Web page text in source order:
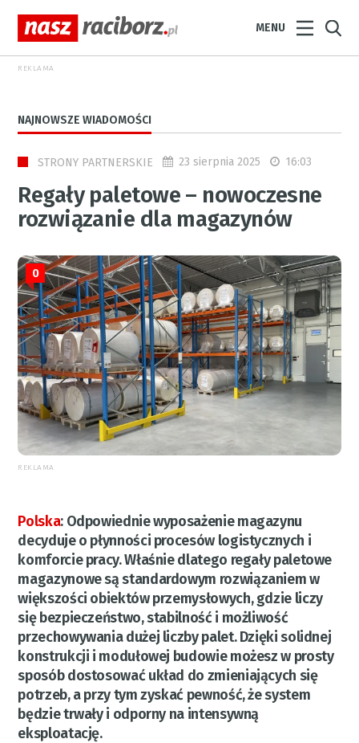
MENU
REKLAMA
NAJNOWSZE WIADOMOŚCI
STRONY PARTNERSKIE 23 sierpnia 2025 16:03
Regały paletowe – nowoczesne
rozwiązanie dla magazynów
0
REKLAMA
Polska: Odpowiednie wyposażenie magazynu
decyduje o płynności procesów logistycznych i
komforcie pracy. Właśnie dlatego regały paletowe
magazynowe są standardowym rozwiązaniem w
większości obiektów przemysłowych, gdzie liczy
się bezpieczeństwo, stabilność i możliwość
przechowywania dużej liczby palet. Dzięki solidnej
konstrukcji i modułowej budowie możesz w prosty
sposób dostosować układ do zmieniających się
potrzeb, a przy tym zyskać pewność, że system
będzie trwały i odporny na intensywną
eksploatację.